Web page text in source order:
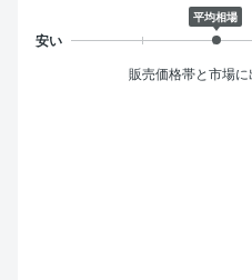
平均相場
販売価格帯と市場